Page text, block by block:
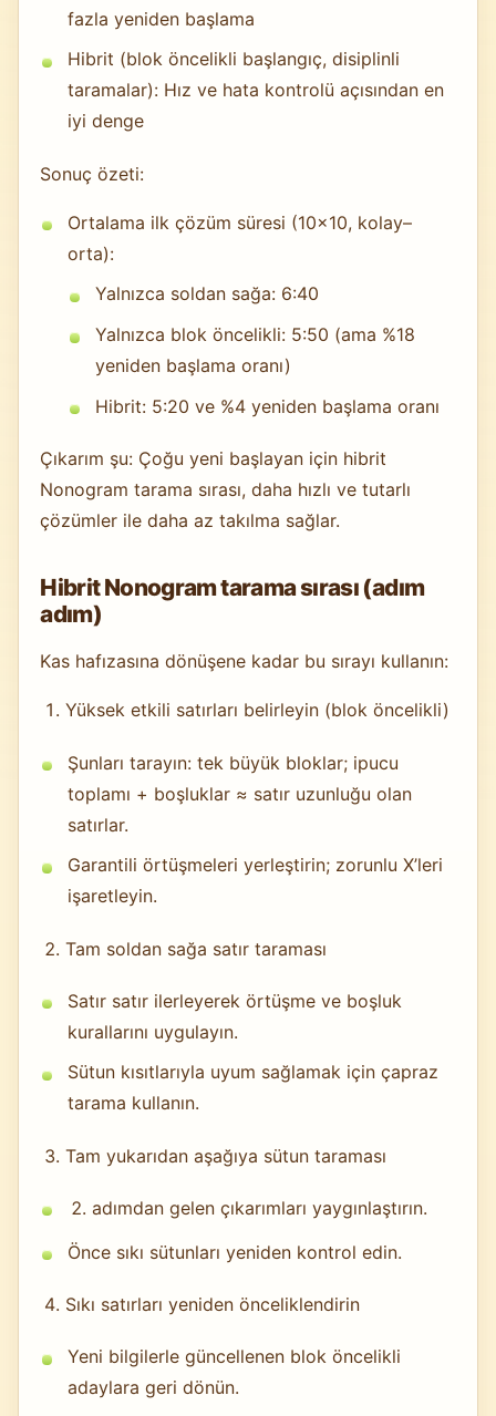
fazla yeniden başlama
Hibrit (blok öncelikli başlangıç, disiplinli
taramalar): Hız ve hata kontrolü açısından en
iyi denge
Sonuç özeti:
Ortalama ilk çözüm süresi (10×10, kolay–
orta):
Yalnızca soldan sağa: 6:40
Yalnızca blok öncelikli: 5:50 (ama %18
yeniden başlama oranı)
Hibrit: 5:20 ve %4 yeniden başlama oranı
Çıkarım şu: Çoğu yeni başlayan için hibrit
Nonogram tarama sırası, daha hızlı ve tutarlı
çözümler ile daha az takılma sağlar.
Hibrit Nonogram tarama sırası (adım
adım)
Kas hafızasına dönüşene kadar bu sırayı kullanın:
Yüksek etkili satırları belirleyin (blok öncelikli)
Şunları tarayın: tek büyük bloklar; ipucu
toplamı + boşluklar ≈ satır uzunluğu olan
satırlar.
Garantili örtüşmeleri yerleştirin; zorunlu X’leri
işaretleyin.
Tam soldan sağa satır taraması
Satır satır ilerleyerek örtüşme ve boşluk
kurallarını uygulayın.
Sütun kısıtlarıyla uyum sağlamak için çapraz
tarama kullanın.
Tam yukarıdan aşağıya sütun taraması
adımdan gelen çıkarımları yaygınlaştırın.
Önce sıkı sütunları yeniden kontrol edin.
Sıkı satırları yeniden önceliklendirin
Yeni bilgilerle güncellenen blok öncelikli
adaylara geri dönün.